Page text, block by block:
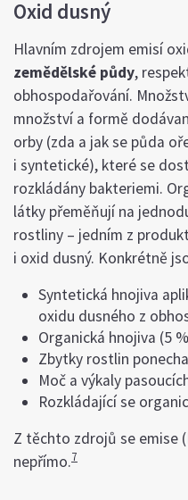
Oxid dusný
Hlavním zdrojem emisí
zemědělské půdy,
obhospodařování.
množství a formě
orby (zda a jak se půda
i syntetické), které se
rozkládány bakteriemi.
látky přeměňují na
rostliny – jedním z
i oxid dusný. Konkrétně
Syntetická hnojiva
oxidu dusného z
Organická hnojiva (5
Zbytky rostlin
Moč a výkaly
Rozkládající se
Z těchto zdrojů se emise
nepřímo.7